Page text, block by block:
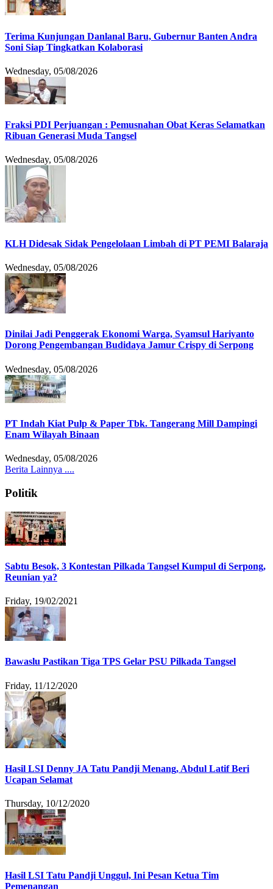
Terima Kunjungan Danlanal Baru, Gubernur Banten Andra
Soni Siap Tingkatkan Kolaborasi
Wednesday, 05/08/2026
Fraksi PDI Perjuangan : Pemusnahan Obat Keras Selamatkan
Ribuan Generasi Muda Tangsel
Wednesday, 05/08/2026
KLH Didesak Sidak Pengelolaan Limbah di PT PEMI Balaraja
Wednesday, 05/08/2026
Dinilai Jadi Penggerak Ekonomi Warga, Syamsul Hariyanto
Dorong Pengembangan Budidaya Jamur Crispy di Serpong
Wednesday, 05/08/2026
PT Indah Kiat Pulp & Paper Tbk. Tangerang Mill Dampingi
Enam Wilayah Binaan
Wednesday, 05/08/2026
Berita Lainnya ....
Politik
Sabtu Besok, 3 Kontestan Pilkada Tangsel Kumpul di Serpong,
Reunian ya?
Friday, 19/02/2021
Bawaslu Pastikan Tiga TPS Gelar PSU Pilkada Tangsel
Friday, 11/12/2020
Hasil LSI Denny JA Tatu Pandji Menang, Abdul Latif Beri
Ucapan Selamat
Thursday, 10/12/2020
Hasil LSI Tatu Pandji Unggul, Ini Pesan Ketua Tim
Pemenangan